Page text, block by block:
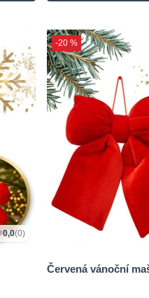
0,0(0)
-20 %
Červená vánoční